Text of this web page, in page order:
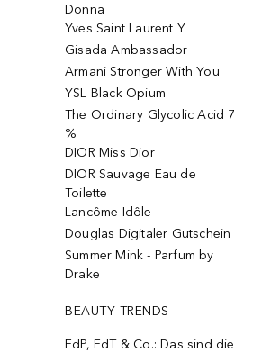
Donna
Yves Saint Laurent Y
Gisada Ambassador
Armani Stronger With You
YSL Black Opium
The Ordinary Glycolic Acid 7
%
DIOR Miss Dior
DIOR Sauvage Eau de
Toilette
Lancôme Idôle
Douglas Digitaler Gutschein
Summer Mink - Parfum by
Drake
BEAUTY TRENDS
EdP, EdT & Co.: Das sind die